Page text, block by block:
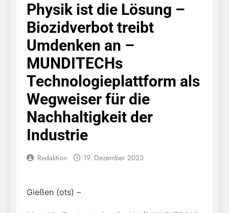
Physik ist die Lösung –
Biozidverbot treibt
Umdenken an –
MUNDITECHs
Technologieplattform als
Wegweiser für die
Nachhaltigkeit der
Industrie
Redaktion 19. Dezember 2023
Gießen (ots) –